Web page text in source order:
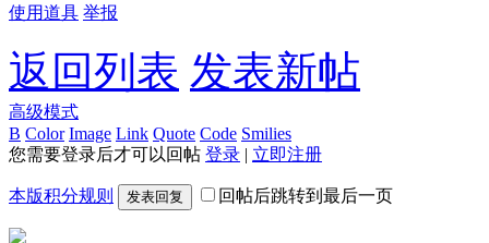
使用道具 举报
返回列表 发表新帖
高级模式
B Color Image Link Quote Code Smilies
您需要登录后才可以回帖 登录 | 立即注册
本版积分规则 发表回复 回帖后跳转到最后一页